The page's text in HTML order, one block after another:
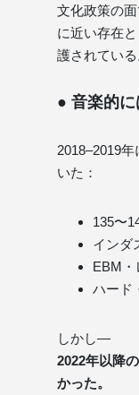
文化政策の
に近い存在
護されている
● 音楽的
2018–2019
いた：
135〜
インダ
EBM・
ハード
しかし—
2022年以降
かった。